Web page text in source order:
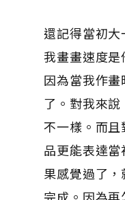
還記得當初
我畫畫速度
因為當我作
了。對我來
不一樣。而
品更能表達
果感覺過了